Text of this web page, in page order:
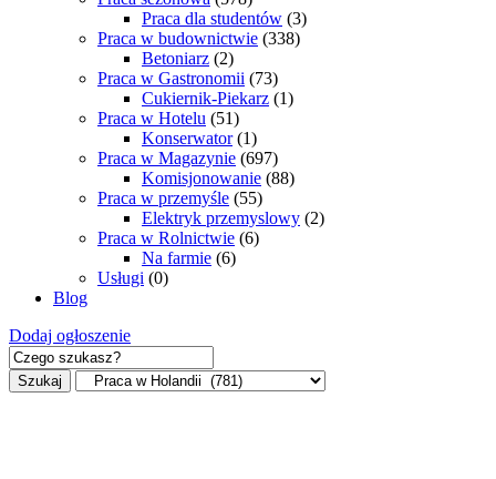
Praca dla studentów (3)
Praca w budownictwie (338)
Betoniarz (2)
Praca w Gastronomii (73)
Cukiernik-Piekarz (1)
Praca w Hotelu (51)
Konserwator (1)
Praca w Magazynie (697)
Komisjonowanie (88)
Praca w przemyśle (55)
Elektryk przemyslowy (2)
Praca w Rolnictwie (6)
Na farmie (6)
Usługi (0)
Blog
Dodaj ogłoszenie
Szukaj